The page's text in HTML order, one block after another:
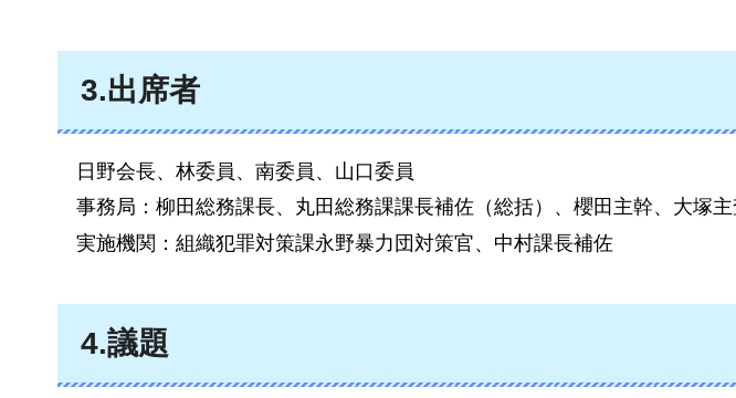
3.出席者
日野会長、林委員、南委員、山口委員
事務局：柳田総務課長、丸田総務課課長補佐（総括）、櫻田主幹、大塚
実施機関：組織犯罪対策課永野暴力団対策官、中村課長補佐
4.議題